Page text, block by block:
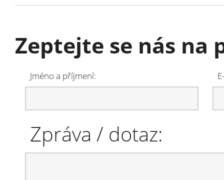
Zeptejte se nás
Jméno a příjmení:
Zpráva / dotaz: